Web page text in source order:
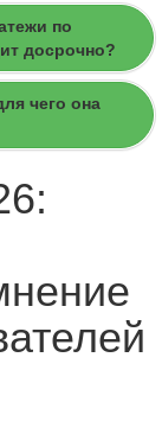
по
досрочно?
чего она